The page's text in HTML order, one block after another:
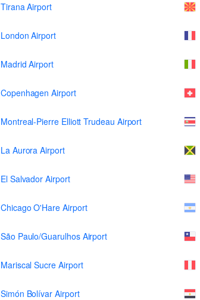
Tirana Airport
London Airport
Madrid Airport
Copenhagen Airport
Montreal-Pierre Elliott Trudeau Airport
La Aurora Airport
El Salvador Airport
Chicago O'Hare Airport
São Paulo/Guarulhos Airport
Mariscal Sucre Airport
Simón Bolívar Airport